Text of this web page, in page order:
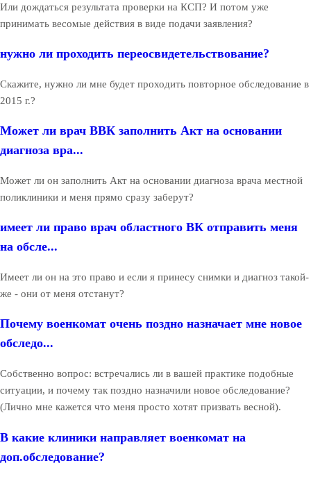
Или дождаться результата проверки на КСП? И потом уже
принимать весомые действия в виде подачи заявления?
нужно ли проходить переосвидетельствование?
Скажите, нужно ли мне будет проходить повторное обследование в
2015 г.?
Может ли врач ВВК заполнить Акт на основании
диагноза вра...
Может ли он заполнить Акт на основании диагноза врача местной
поликлиники и меня прямо сразу заберут?
имеет ли право врач областного ВК отправить меня
на обсле...
Имеет ли он на это право и если я принесу снимки и диагноз такой-
же - они от меня отстанут?
Почему военкомат очень поздно назначает мне новое
обследо...
Собственно вопрос: встречались ли в вашей практике подобные
ситуации, и почему так поздно назначили новое обследование?
(Лично мне кажется что меня просто хотят призвать весной).
В какие клиники направляет военкомат на
доп.обследование?